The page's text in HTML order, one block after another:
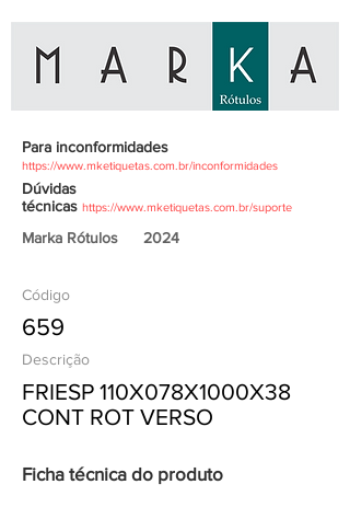
Para inconformidades
https://www.mketiquetas.com.br/inconformidades
Dúvidas
técnicas https://www.mketiquetas.com.br/suporte
Marka Rótulos 2024
Código
659
Descrição
FRIESP 110X078X1000X38
CONT ROT VERSO
Ficha técnica do produto